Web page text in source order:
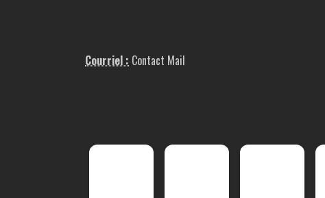
Courriel : Contact Mail